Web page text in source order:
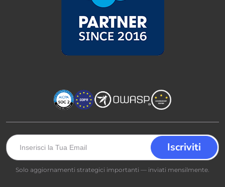
Solo aggiornamenti strategici importanti — inviati mensilmente.